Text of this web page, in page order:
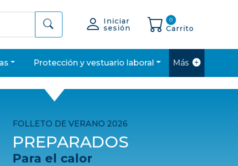
Iniciar
sesión
0
Carrito
protección y vestuario laboral Más
FOLLETO DE VERANO 2026
PREPARADOS
Para el calor